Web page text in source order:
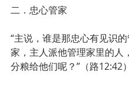
二．忠心管家
“主说，谁是那忠心有见识
家，主人派他管理家里的人
分粮给他们呢？”（路12:42）